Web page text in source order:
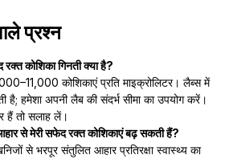
प्रश्न
कोशिका गिनती क्या है?
कोशिकाएं प्रति माइक्रोलिटर। लैब्स में
है; हमेशा अपनी लैब की संदर्भ सीमा का उपयोग करें।
हैं तो सलाह लें।
से मेरी सफेद रक्त कोशिकाएं बढ़ सकती हैं?
से भरपूर संतुलित आहार प्रतिरक्षा स्वास्थ्य का